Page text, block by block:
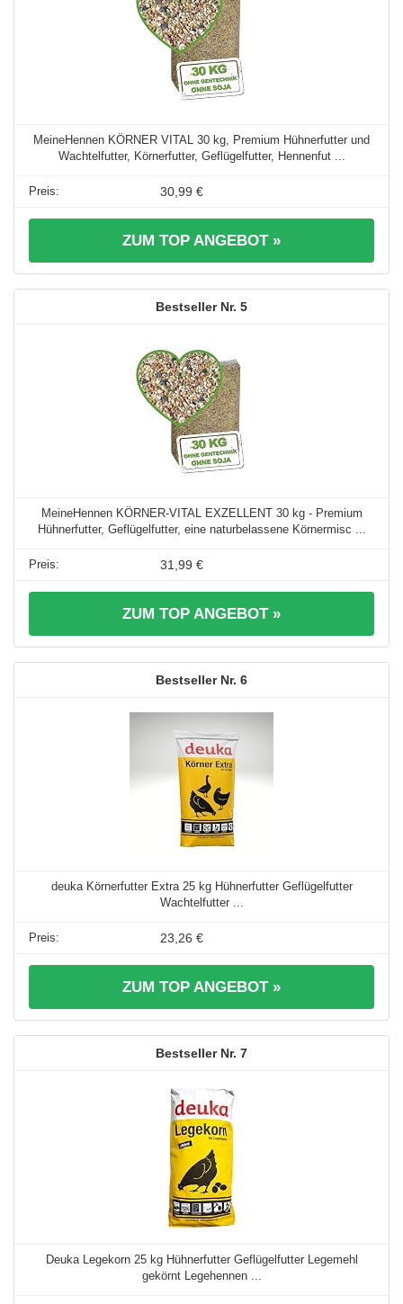
MeineHennen KÖRNER VITAL 30 kg, Premium Hühnerfutter und
Wachtelfutter, Körnerfutter, Geflügelfutter, Hennenfut ...
30,99 €
ZUM TOP ANGEBOT »
5
MeineHennen KÖRNER-VITAL EXZELLENT 30 kg - Premium
Hühnerfutter, Geflügelfutter, eine naturbelassene Körnermisc ...
31,99 €
ZUM TOP ANGEBOT »
6
deuka Körnerfutter Extra 25 kg Hühnerfutter Geflügelfutter
Wachtelfutter ...
23,26 €
ZUM TOP ANGEBOT »
7
Deuka Legekorn 25 kg Hühnerfutter Geflügelfutter Legemehl
gekörnt Legehennen ...